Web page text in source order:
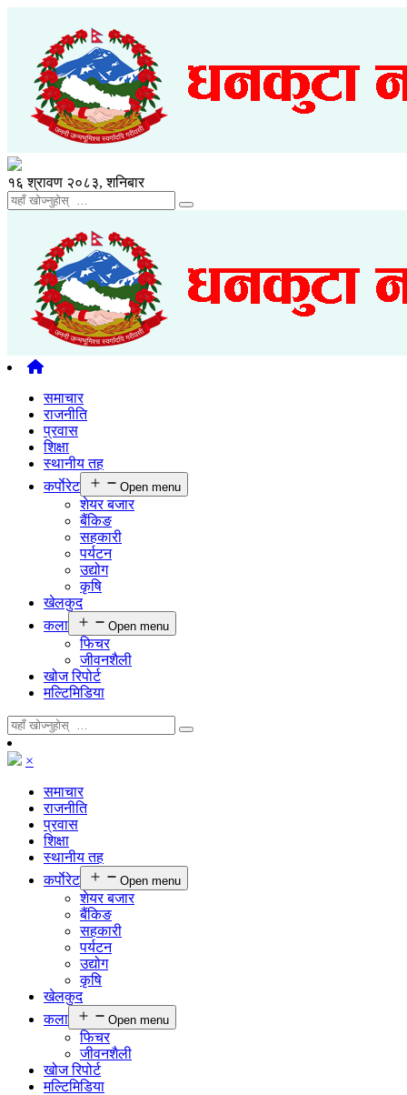
१६ श्रावण २०८३, शनिबार
समाचार
राजनीति
प्रवास
शिक्षा
स्थानीय तह
कर्पाेरेट
Open menu
शेयर बजार
बैंकिङ
सहकारी
पर्यटन
उद्योग
कृषि
खेलकुद
कला
Open menu
फिचर
जीवनशैली
खोज रिपोर्ट
मल्टिमिडिया
×
समाचार
राजनीति
प्रवास
शिक्षा
स्थानीय तह
कर्पाेरेट
Open menu
शेयर बजार
बैंकिङ
सहकारी
पर्यटन
उद्योग
कृषि
खेलकुद
कला
Open menu
फिचर
जीवनशैली
खोज रिपोर्ट
मल्टिमिडिया